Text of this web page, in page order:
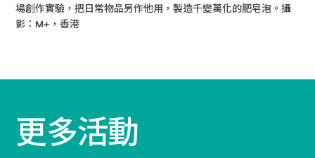
場創作實驗，把日常物品另作他用，製造千變萬化的肥皂泡。攝
影：M+，香港
更多活動